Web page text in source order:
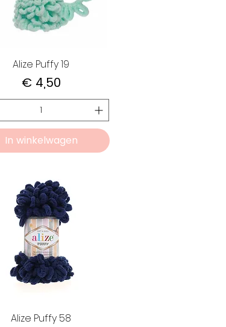
Alize Puffy 19
Prijs
€ 4,50
In winkelwagen
Alize Puffy 58